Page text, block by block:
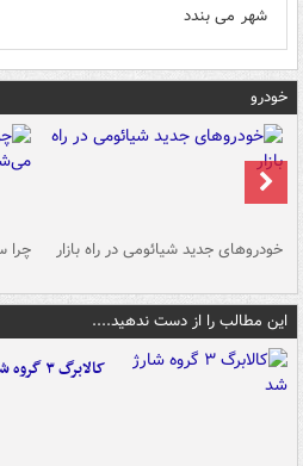
شهر می بندد
خودرو
خودروهای جدید شیائومی در راه بازار چرا
این مطالب را از دست ندهید....
کالابرگ ۳ گروه شارژ شد